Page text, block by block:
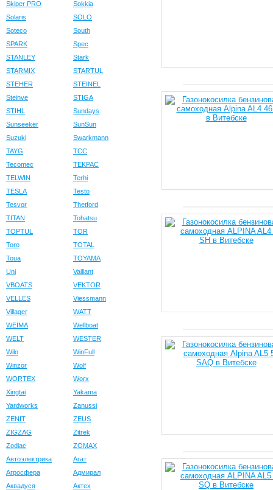
Skiper PRO
Sokkia
Solaris
SOLO
Soteco
South
SPARK
Spec
STANLEY
Stark
STARMIX
STARTUL
STEHER
STEINEL
Steinve
STIGA
STIHL
Sundays
Sunseeker
SunSun
Suzuki
Swarkmann
TAYG
TCC
Tecomec
TEKPAC
TELWIN
Terhi
TESLA
Testo
Tesvor
Thetford
TITAN
Tohatsu
TOPTUL
TOR
Toro
TOTAL
Toua
TOYAMA
Uni
Vaillant
VBOATS
VEKTOR
VELLES
Viessmann
Villager
WATT
WEIMA
Wellboat
WELT
WESTER
Wilo
WinFull
Winzor
Wolf
WORTEX
Worx
Xingtai
Yakama
Yardworks
Zanussi
ZENIT
ZEUS
ZIGZAG
Zitrek
Zodiac
ZOMAX
Автоэлектрика
Агат
Агросфера
Адмирал
Аквадуся
Актех